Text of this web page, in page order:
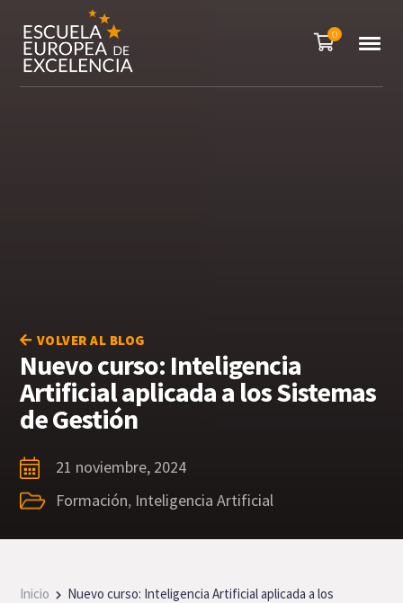
0
VOLVER AL BLOG
Nuevo curso: Inteligencia
Artificial aplicada a los Sistemas
de Gestión
21 noviembre, 2024
Formación, Inteligencia Artificial
Inicio
Nuevo curso: Inteligencia Artificial aplicada a los